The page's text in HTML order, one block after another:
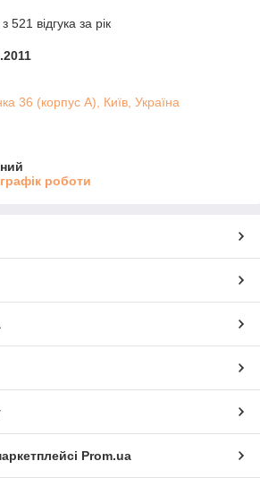
521 відгука за рік
36 (корпус А), Київ, Україна
роботи
Prom.ua